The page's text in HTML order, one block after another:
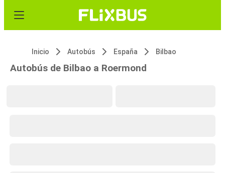
Inicio Autobús España Bilbao
Autobús de Bilbao a Roermond